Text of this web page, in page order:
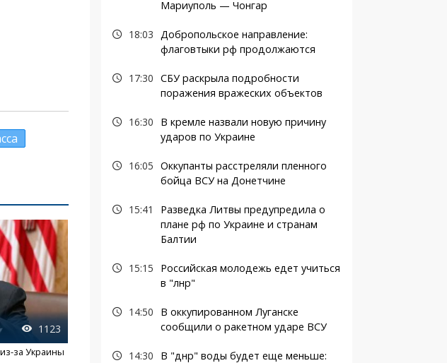
1123
за Украины
Мариуполь — Чонгар
18:03 Добропольское направление:
флаговтыки рф продолжаются
17:30 СБУ раскрыла подробности
поражения вражеских объектов
16:30
В кремле назвали новую причину
ударов по Украине
16:05 Оккупанты расстреляли пленного
бойца ВСУ на Донетчине
15:41
Разведка Литвы предупредила о
плане рф по Украине и странам
Балтии
15:15
Российская молодежь едет учиться
в "лнр"
14:50
В оккупированном Луганске
сообщили о ракетном ударе ВСУ
14:30
В "днр" воды будет еще меньше: